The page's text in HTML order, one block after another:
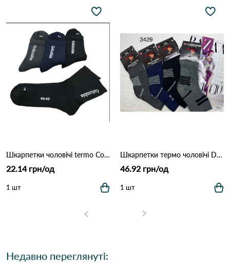
Шкарпетки чоловічі termo Columbia (махра) 7908 Різні кольори
22.14 грн/од
1 шт
Шкарпетки термо чоловічі D&A 3429 Різні кольори
46.92 грн/од
1 шт
Недавно переглянуті: